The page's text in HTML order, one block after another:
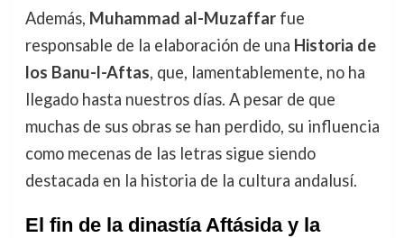
Además, Muhammad al-Muzaffarfue
responsable de la elaboración de una Historia de
los Banu-l-Aftas, que, lamentablemente, no ha
llegado hasta nuestros días. A pesar de que
muchas de sus obras se han perdido, su influencia
como mecenas de las letras sigue siendo
destacada en la historia de la cultura andalusí.
El fin de la dinastía Aftásida y la